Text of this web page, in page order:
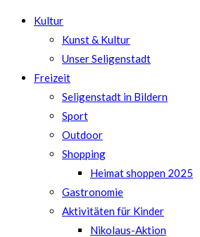
Kultur
Kunst & Kultur
Unser Seligenstadt
Freizeit
Seligenstadt in Bildern
Sport
Outdoor
Shopping
Heimat shoppen 2025
Gastronomie
Aktivitäten für Kinder
Nikolaus-Aktion